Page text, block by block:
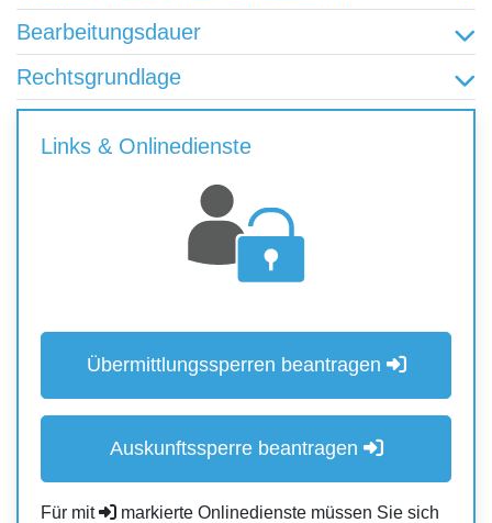
Bearbeitungsdauer
Rechtsgrundlage
Links & Onlinedienste
Übermittlungssperren beantragen
Auskunftssperre beantragen
Für mit
markierte Onlinedienste müssen Sie sich